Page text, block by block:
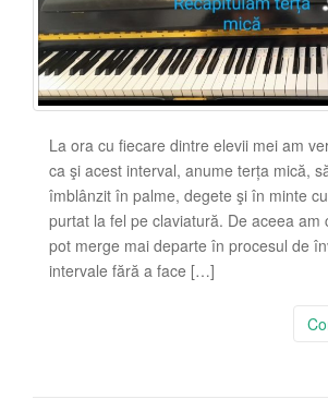
La ora cu fiecare dintre elevii mei am
ca şi acest interval, anume terța mică,
îmblânzit în palme, degete şi în minte
purtat la fel pe claviatură. De aceea am
pot merge mai departe în procesul de
intervale fără a face […]